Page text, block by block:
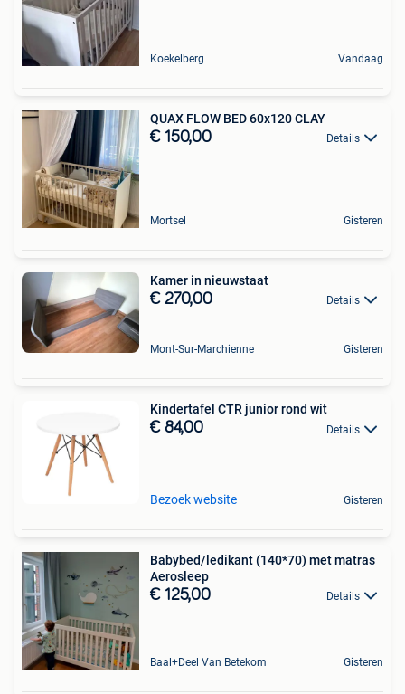
Koekelberg Vandaag
QUAX FLOW BED 60x120 CLAY
€ 150,00 Details
Mortsel Gisteren
Kamer in nieuwstaat
€ 270,00 Details
Mont-Sur-Marchienne Gisteren
Kindertafel CTR junior rond wit
€ 84,00 Details
Bezoek website Gisteren
Babybed/ledikant (140*70) met matras
Aerosleep
€ 125,00 Details
Baal+Deel Van Betekom Gisteren